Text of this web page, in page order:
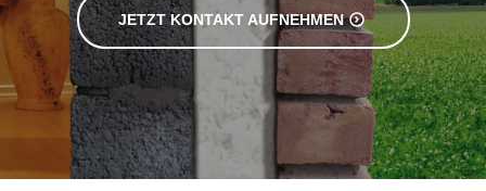
JETZT KONTAKT AUFNEHMEN